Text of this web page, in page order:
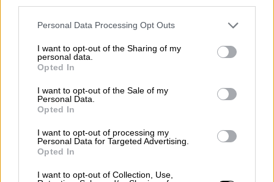
Please note that this website/app uses one or more Google
not limited to your visit or usage behaviour. You may click to
grant or deny consent to Google and its third-party tags to
use your data for below specified purposes in below Google
consent section.
Personal Data Processing Opt Outs
I want to opt-out of the Sharing of my
personal data.
Opted In
I want to opt-out of the Sale of my
Personal Data.
Opted In
I want to opt-out of processing my
Personal Data for Targeted Advertising.
Opted In
I want to opt-out of Collection, Use,
Μητσοτάκης για την κρίση στη Μέση
Ανατολή: Δεν έχει καμία βάση το
ενδεχόμενο «χτυπήματος» στη Σούδα
Αναφερόμενος στη χθεσινή συζήτηση στην